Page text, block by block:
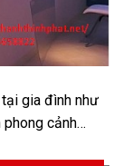
gia đình như
phong cảnh…